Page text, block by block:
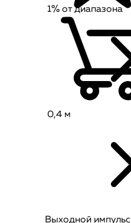
1% от диапазона
0,4 м
Выходной импульс